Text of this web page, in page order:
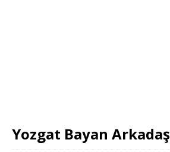
Yozgat Bayan Arkadaş